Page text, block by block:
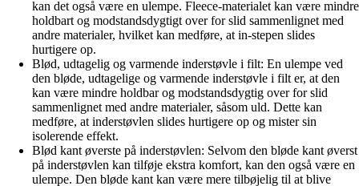
kan det også være en ulempe. Fleece-materialet kan være mindre
holdbart og modstandsdygtigt over for slid sammenlignet med
andre materialer, hvilket kan medføre, at in-stepen slides
hurtigere op.
Blød, udtagelig og varmende inderstøvle i filt: En ulempe ved
den bløde, udtagelige og varmende inderstøvle i filt er, at den
kan være mindre holdbar og modstandsdygtig over for slid
sammenlignet med andre materialer, såsom uld. Dette kan
medføre, at inderstøvlen slides hurtigere op og mister sin
isolerende effekt.
Blød kant øverste på inderstøvlen: Selvom den bløde kant øverst
på inderstøvlen kan tilføje ekstra komfort, kan den også være en
ulempe. Den bløde kant kan være mere tilbøjelig til at blive